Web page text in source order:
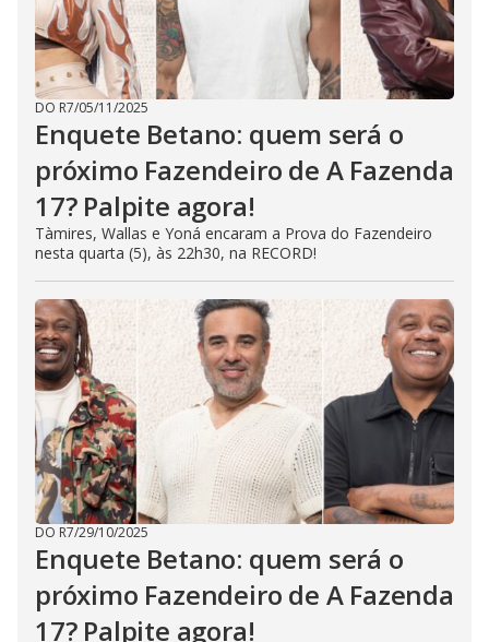
DO R7/05/11/2025
Enquete Betano: quem será o
próximo Fazendeiro de A Fazenda
17? Palpite agora!
Tàmires, Wallas e Yoná encaram a Prova do Fazendeiro
nesta quarta (5), às 22h30, na RECORD!
DO R7/29/10/2025
Enquete Betano: quem será o
próximo Fazendeiro de A Fazenda
17? Palpite agora!